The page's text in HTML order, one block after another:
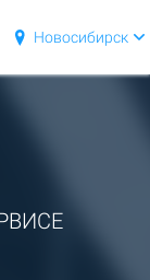
Новосибирск